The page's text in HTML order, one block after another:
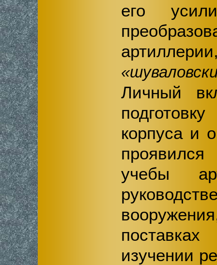
его
Личный
корпуса и
учебы
изучении